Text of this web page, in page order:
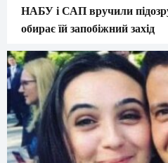
НАБУ і САП вручили
обирає їй запобіжний захід